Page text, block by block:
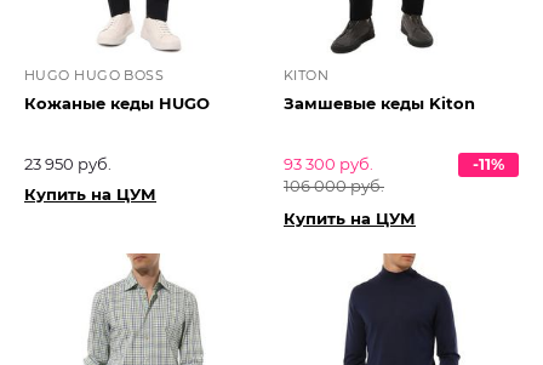
HUGO HUGO BOSS
Кожаные кеды HUGO
23 950 руб.
Купить на ЦУМ
KITON
Замшевые кеды Kiton
93 300 руб.
106 000 руб.
-11%
Купить на ЦУМ